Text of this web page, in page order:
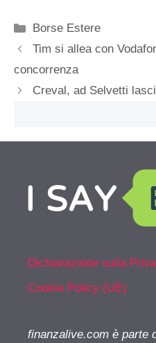
Categorie
Borse Estere
Tim si allea con
concorrenza
Creval, ad Selvetti
Dichiarazione sulla
Cookie Policy (UE)
finanzalive.com è parte